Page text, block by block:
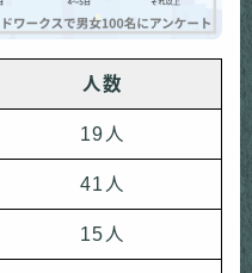
人数
19人
41人
15人